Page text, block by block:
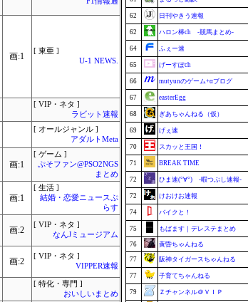
画:1
[ 東亜 ]
U-1 NEWS.
[ VIP・ネタ ]
ラビット速報
[ オールジャンル ]
アダルトMeta
画:1
[ ゲーム ]
ぷそファン@PSO2NGS
まとめ
画:1
[ 生活 ]
結婚・恋愛ニュースぷ
らす
画:2
[ VIP・ネタ ]
なんJミュージアム
画:2
[ VIP・ネタ ]
VIPPER速報
[ 特化・専門 ]
おいしいまとめ
62 日刊やきう速報
62 ハロン棒ch -競馬まとめ-
64 ふぇー速
65 げーすぽch
66 mutyunのゲーム+αブログ
67 easterEgg
68 ぎあちゃんねる（仮）
69 げぇ速
70 スカッと王国！
71 BREAK TIME
72 ひま速(°∀°) -暇つぶし速報-
72 けおけお速報
74 バイクと！
75 もばます｜デレステまとめ
76 黄昏ちゃんねる
77 阪神タイガースちゃんねる
77 子育てちゃんねる
79 Ｚチャンネル＠ＶＩＰ